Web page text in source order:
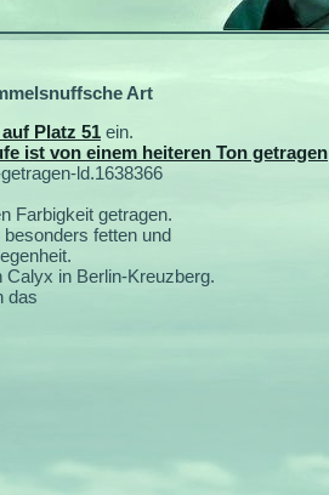
Art
Platz 51 ein.
ist von einem heiteren Ton getragen
ld.1638366
Farbigkeit getragen.
fetten und
in Berlin-Kreuzberg.
das